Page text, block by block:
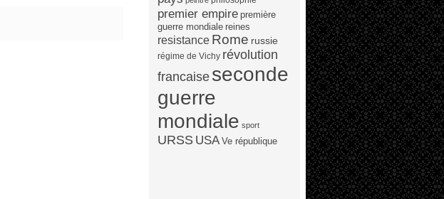
premier empire première
guerre mondiale reines
resistance Rome russie
régime de Vichy révolution
francaise seconde
guerre
mondiale sport
URSS USA Ve république